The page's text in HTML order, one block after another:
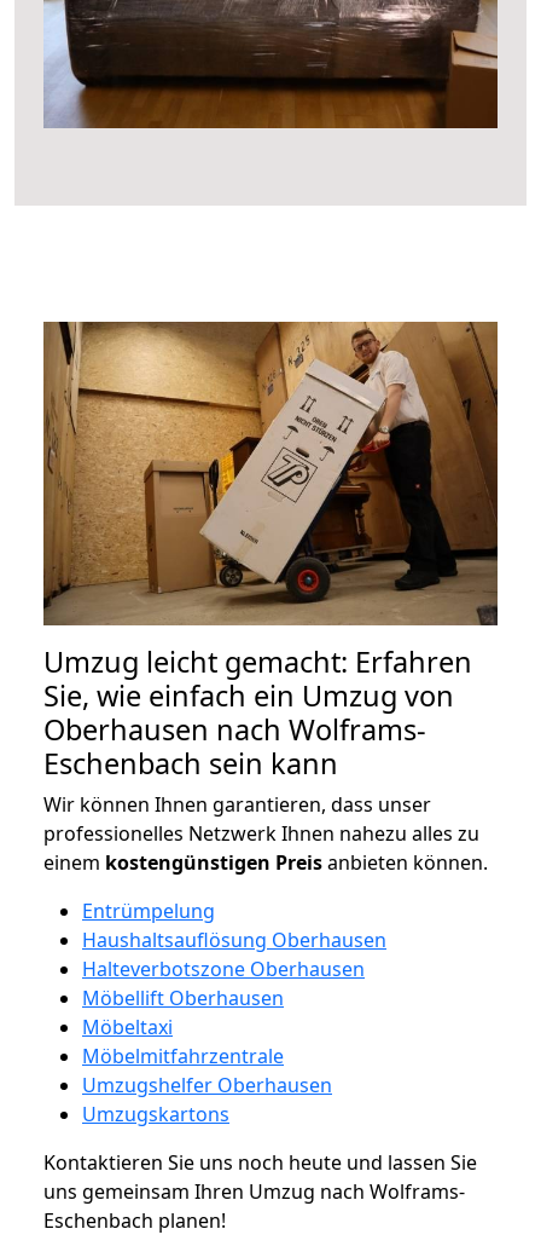
Umzug leicht gemacht: Erfahren
Sie, wie einfach ein Umzug von
Oberhausen nach Wolframs-
Eschenbach sein kann
Wir können Ihnen garantieren, dass unser
professionelles Netzwerk Ihnen nahezu alles zu
einem kostengünstigen Preisanbieten können.
Entrümpelung
Haushaltsauflösung Oberhausen
Halteverbotszone Oberhausen
Möbellift Oberhausen
Möbeltaxi
Möbelmitfahrzentrale
Umzugshelfer Oberhausen
Umzugskartons
Kontaktieren Sie uns noch heute und lassen Sie
uns gemeinsam Ihren Umzug nach Wolframs-
Eschenbach planen!